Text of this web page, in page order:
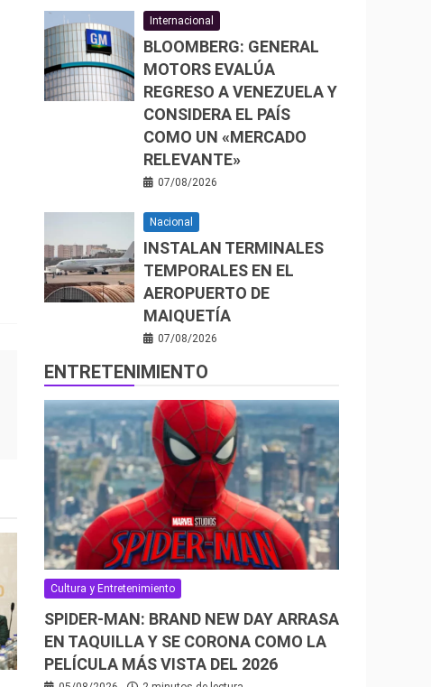
Internacional
BLOOMBERG: GENERAL
MOTORS EVALÚA
REGRESO A VENEZUELA Y
CONSIDERA EL PAÍS
COMO UN «MERCADO
RELEVANTE»
07/08/2026
Nacional
INSTALAN TERMINALES
TEMPORALES EN EL
AEROPUERTO DE
MAIQUETÍA
07/08/2026
ENTRETENIMIENTO
Cultura y Entretenimiento
SPIDER-MAN: BRAND NEW DAY ARRASA
EN TAQUILLA Y SE CORONA COMO LA
PELÍCULA MÁS VISTA DEL 2026